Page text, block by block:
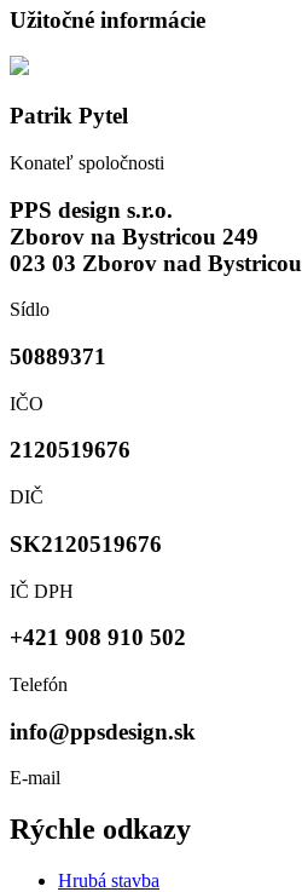
Užitočné informácie
Patrik Pytel
Konateľ spoločnosti
PPS design s.r.o.
Zborov na Bystricou 249
023 03 Zborov nad Bystricou
Sídlo
50889371
IČO
2120519676
DIČ
SK2120519676
IČ DPH
+421 908 910 502
Telefón
info@ppsdesign.sk
E-mail
Rýchle odkazy
Hrubá stavba